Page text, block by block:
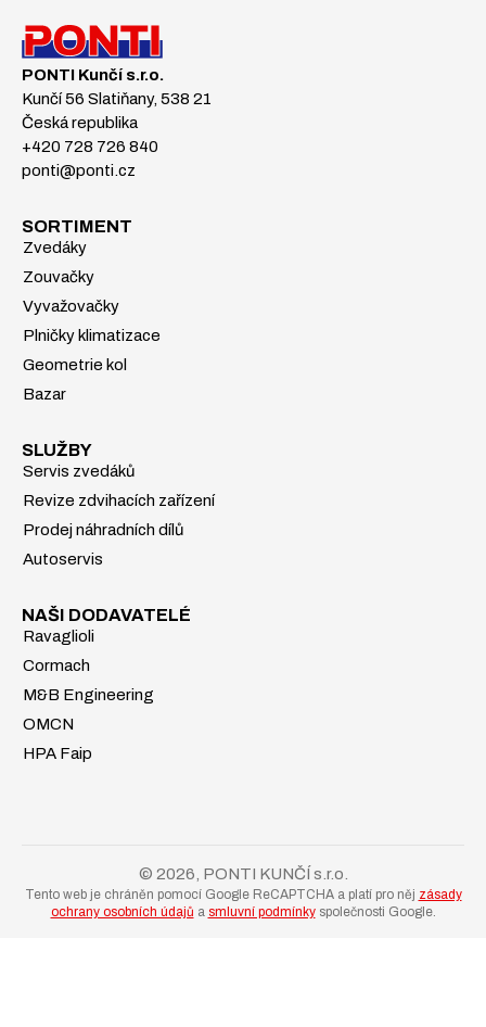
PONTI Kunčí s.r.o.
Kunčí 56 Slatiňany, 538 21
Česká republika
+420 728 726 840
ponti@ponti.cz
SORTIMENT
Zvedáky
Zouvačky
Vyvažovačky
Plničky klimatizace
Geometrie kol
Bazar
SLUŽBY
Servis zvedáků
Revize zdvihacích zařízení
Prodej náhradních dílů
Autoservis
NAŠI DODAVATELÉ
Ravaglioli
Cormach
M&B Engineering
OMCN
HPA Faip
© 2026, PONTI KUNČÍ s.r.o.
Tento web je chráněn pomocí Google ReCAPTCHA a platí pro něj zásady
ochrany osobních údajů a smluvní podmínkyspolečnosti Google.